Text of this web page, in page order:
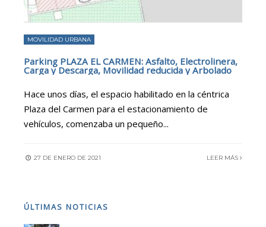
MOVILIDAD URBANA
Parking PLAZA EL CARMEN: Asfalto, Electrolinera,
Carga y Descarga, Movilidad reducida y Arbolado
Hace unos días, el espacio habilitado en la céntrica
Plaza del Carmen para el estacionamiento de
vehículos, comenzaba un pequeño...
27 DE ENERO DE 2021 LEER MÁS
ÚLTIMAS NOTICIAS